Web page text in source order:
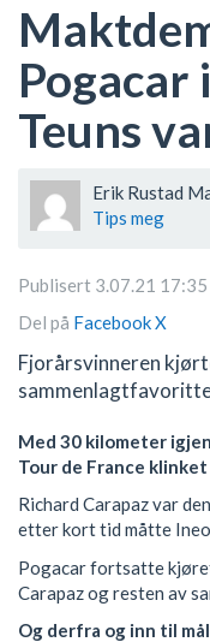
Teuns
Erik Rustad
Tips meg
Publisert 3.07.21 17:35
Del på FacebookX
Fjorårsvinneren
Med 30 kilometer
Tour de France klinket
Richard Carapaz var
etter kort tid måtte
Pogacar fortsatte
Carapaz og resten av
Og derfra og inn til